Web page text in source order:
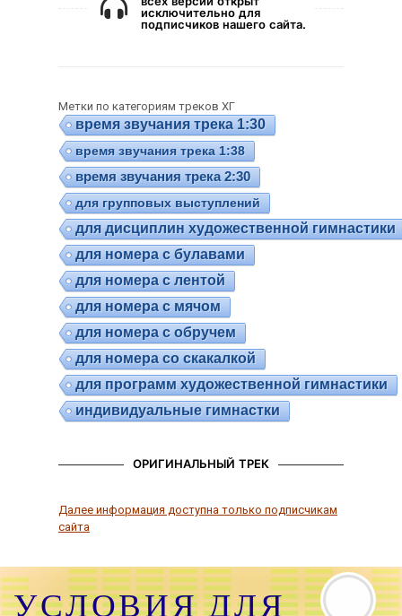
исключительно для
подписчиков нашего сайта.
Метки по категориям треков ХГ
время звучания трека 1:30
время звучания трека 1:38
время звучания трека 2:30
для групповых выступлений
для дисциплин художественной гимнастики
для номера с булавами
для номера с лентой
для номера с мячом
для номера с обручем
для номера со скакалкой
для программ художественной гимнастики
индивидуальные гимнастки
ОРИГИНАЛЬНЫЙ ТРЕК
Далее информация доступна только подписчикам
сайта
УСЛОВИЯ ДЛЯ